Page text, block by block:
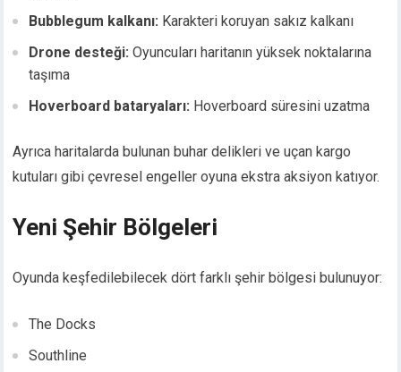
Bubblegum kalkanı: Karakteri koruyan sakız kalkanı
Drone desteği: Oyuncuları haritanın yüksek noktalarına
taşıma
Hoverboard bataryaları: Hoverboard süresini uzatma
Ayrıca haritalarda bulunan buhar delikleri ve uçan kargo
kutuları gibi çevresel engeller oyuna ekstra aksiyon katıyor.
Yeni Şehir Bölgeleri
Oyunda keşfedilebilecek dört farklı şehir bölgesi bulunuyor:
The Docks
Southline